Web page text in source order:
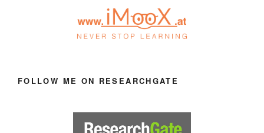
FOLLOW ME ON RESEARCHGATE